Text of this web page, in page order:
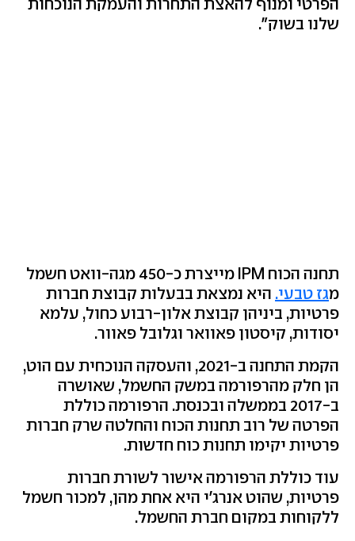
שלנו בשוק".
תחנה הכוח IPM מייצרת כ-450 מגה-וואט חשמל
מגז טבעי. היא נמצאת בבעלות קבוצת חברות
פרטיות, ביניהן קבוצת אלון-רבוע כחול, עלמא
יסודות, קיסטון פאוואר וגלובל פאוור.
הקמת התחנה ב-2021, והעסקה הנוכחית עם הוט,
הן חלק מהרפורמה במשק החשמל, שאושרה
ב-2017 בממשלה ובכנסת. הרפורמה כוללת
הפרטה של רוב תחנות הכוח והחלטה שרק חברות
פרטיות יקימו תחנות כוח חדשות.
עוד כוללת הרפורמה אישור לשורת חברות
פרטיות, שהוט אנרג'י היא אחת מהן, למכור חשמל
ללקוחות במקום חברת החשמל.